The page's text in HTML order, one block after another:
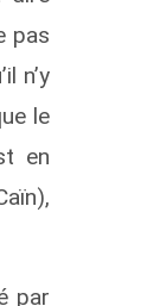
pas
n’y
le
en
par